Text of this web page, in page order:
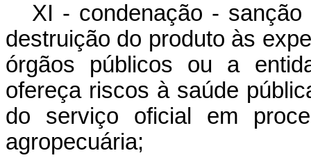
XI - condenação -
destruição do produto às
órgãos públicos ou a
ofereça riscos à saúde
do serviço oficial em
agropecuária;